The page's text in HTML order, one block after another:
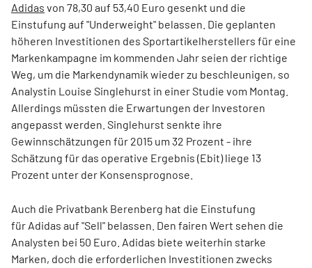
Adidas von 78,30 auf 53,40 Euro gesenkt und die
Einstufung auf "Underweight" belassen. Die geplanten
höheren Investitionen des Sportartikelherstellers für eine
Markenkampagne im kommenden Jahr seien der richtige
Weg, um die Markendynamik wieder zu beschleunigen, so
Analystin Louise Singlehurst in einer Studie vom Montag.
Allerdings müssten die Erwartungen der Investoren
angepasst werden. Singlehurst senkte ihre
Gewinnschätzungen für 2015 um 32 Prozent - ihre
Schätzung für das operative Ergebnis (Ebit) liege 13
Prozent unter der Konsensprognose.
Auch die Privatbank Berenberg hat die Einstufung
für Adidas auf "Sell" belassen. Den fairen Wert sehen die
Analysten bei 50 Euro. Adidas biete weiterhin starke
Marken, doch die erforderlichen Investitionen zwecks